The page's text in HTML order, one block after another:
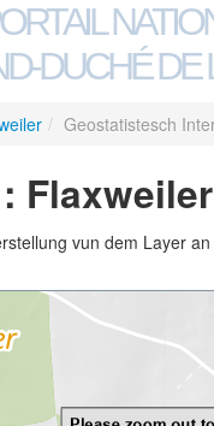
DUCHÉ
/ Geostatistesch
vun dem Layer